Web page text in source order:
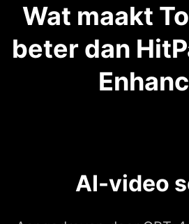
Wat maakt
beter dan
AI-video